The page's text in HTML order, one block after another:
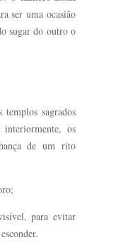
ser uma ocasião
sugar do outro o
sagrados
interiormente, os
de um rito
para evitar